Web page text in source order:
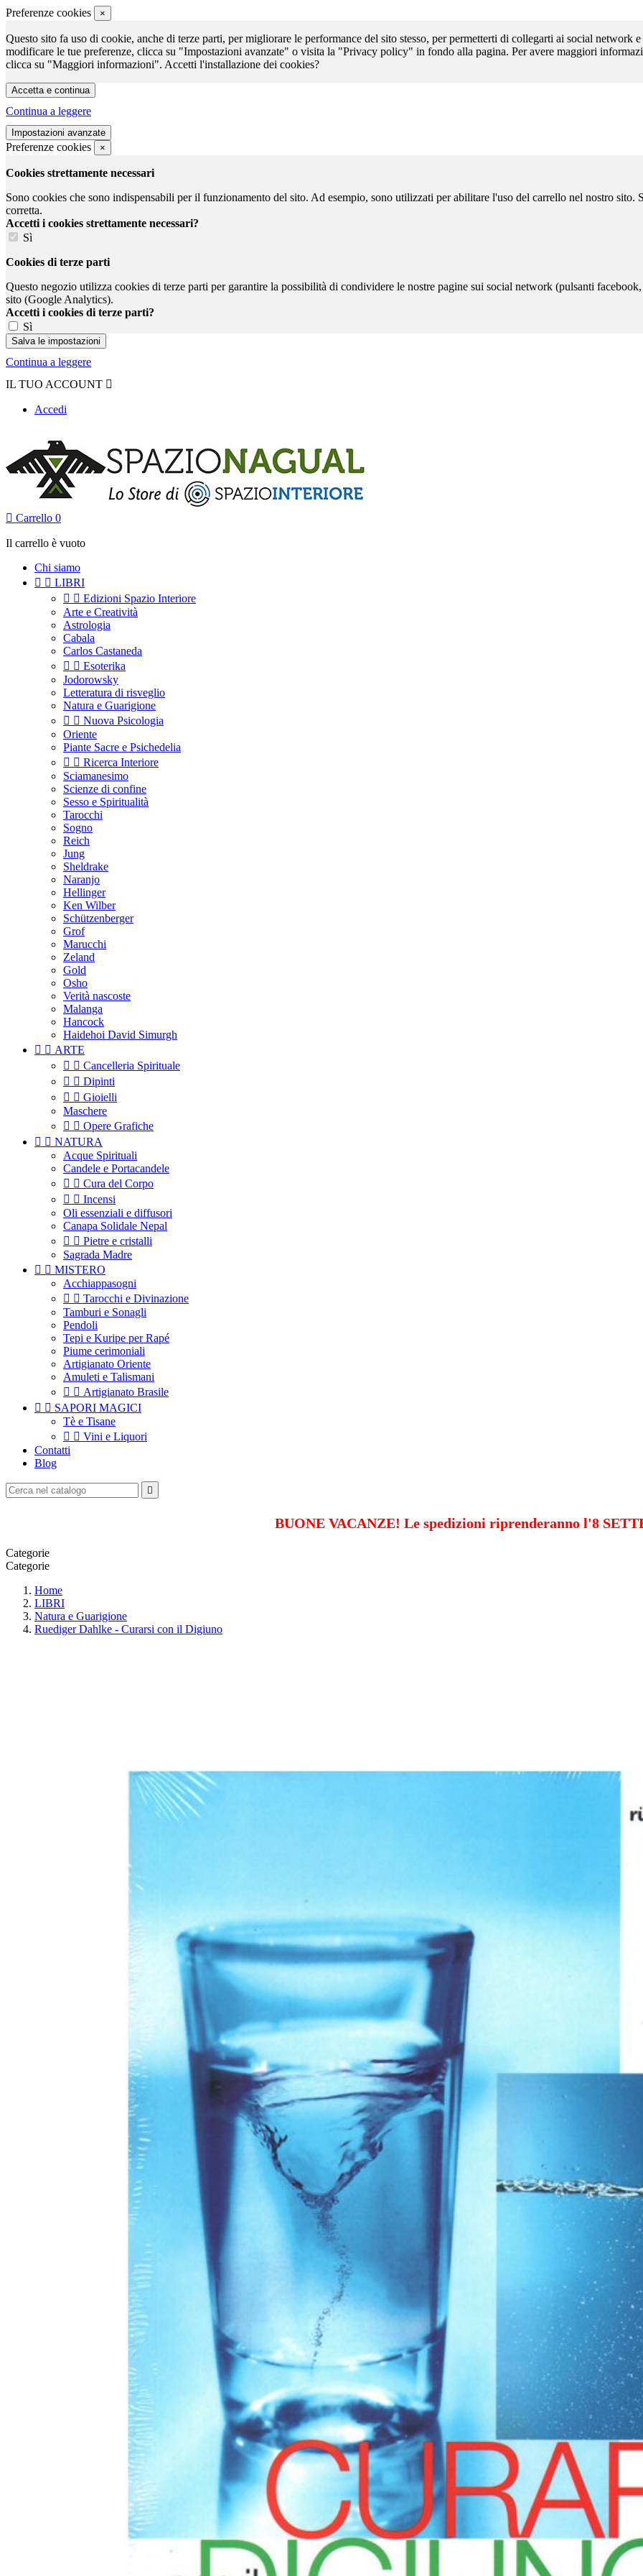
Preferenze cookies ×
Questo sito fa uso di cookie, anche di terze parti, per migliorare le performance del sito stesso, per permetterti di collegarti ai social network
modificare le tue preferenze, clicca su "Impostazioni avanzate" o visita la "Privacy policy" in fondo alla pagina. Per avere maggiori
clicca su "Maggiori informazioni". Accetti l'installazione dei cookies?
Continua a leggere
Preferenze cookies ×
Cookies strettamente necessari
Sono cookies che sono indispensabili per il funzionamento del sito. Ad esempio, sono utilizzati per abilitare l'uso del carrello nel nostro sito.
corretta.
Accetti i cookies strettamente necessari?
Sì
Cookies di terze parti
Questo negozio utilizza cookies di terze parti per garantire la possibilità di condividere le nostre pagine sui social network (pulsanti
sito (Google Analytics).
Accetti i cookies di terze parti?
Sì
Continua a leggere
IL TUO ACCOUNT 
Accedi
 Carrello 0
Il carrello è vuoto
Chi siamo
  LIBRI
  Edizioni Spazio Interiore
Arte e Creatività
Astrologia
Cabala
Carlos Castaneda
  Esoterika
Jodorowsky
Letteratura di risveglio
Natura e Guarigione
  Nuova Psicologia
Oriente
Piante Sacre e Psichedelia
  Ricerca Interiore
Sciamanesimo
Scienze di confine
Sesso e Spiritualità
Tarocchi
Sogno
Reich
Jung
Sheldrake
Naranjo
Hellinger
Ken Wilber
Schützenberger
Grof
Marucchi
Zeland
Gold
Osho
Verità nascoste
Malanga
Hancock
Haidehoi David Simurgh
  ARTE
  Cancelleria Spirituale
  Dipinti
  Gioielli
Maschere
  Opere Grafiche
  NATURA
Acque Spirituali
Candele e Portacandele
  Cura del Corpo
  Incensi
Oli essenziali e diffusori
Canapa Solidale Nepal
  Pietre e cristalli
Sagrada Madre
  MISTERO
Acchiappasogni
  Tarocchi e Divinazione
Tamburi e Sonagli
Pendoli
Tepi e Kuripe per Rapé
Piume cerimoniali
Artigianato Oriente
Amuleti e Talismani
  Artigianato Brasile
  SAPORI MAGICI
Tè e Tisane
  Vini e Liquori
Contatti
Blog

BUONE VACANZE! Le spedizioni riprenderanno l'8
Categorie
Categorie
Home
LIBRI
Natura e Guarigione
Ruediger Dahlke - Curarsi con il Digiuno